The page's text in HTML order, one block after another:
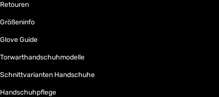
Retouren
Größeninfo
Glove Guide
Torwarthandschuhmodelle
Schnittvarianten Handschuhe
Handschuhpflege